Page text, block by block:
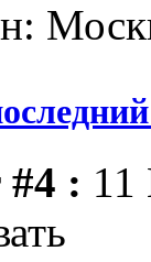
#4 : 11